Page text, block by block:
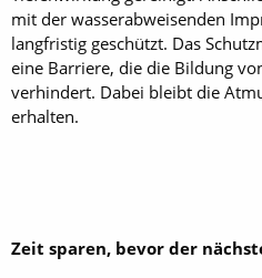
mit der wasserabweisenden
langfristig geschützt. Das
eine Barriere, die die Bildung
verhindert. Dabei bleibt die
erhalten.
Zeit sparen, bevor der